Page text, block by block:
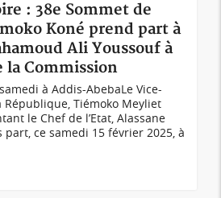
: 38e Sommet de
Koné prend part à
Ali Youssouf à
la Commission
à Addis-AbebaLe Vice-
République, Tiémoko Meyliet
le Chef de l’Etat, Alassane
ce samedi 15 février 2025, à